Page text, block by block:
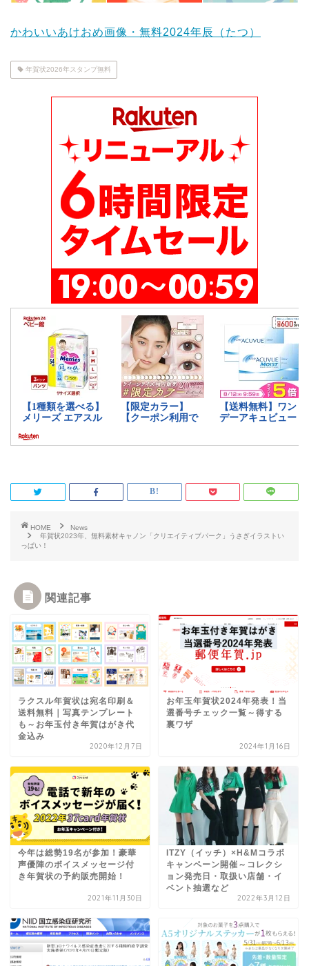
かわいいあけおめ画像・無料2024年辰（たつ）
年賀状2026年スタンプ無料
HOME
News
年賀状2023年、無料素材キャノン「クリエイティブパーク」うさぎイラストい
っぱい！
関連記事
ラクスル年賀状は宛名印刷＆
送料無料｜写真テンプレート
も～お年玉付き年賀はがき代
金込み
2020年12月7日
お年玉年賀状2024年発表！当
選番号チェック一覧～得する
裏ワザ
2024年1月16日
今年は総勢19名が参加！豪華
声優陣のボイスメッセージ付
き年賀状の予約販売開始！
2021年11月30日
ITZY（イッチ）×H&Mコラボ
キャンペーン開催～コレクシ
ョン発売日・取扱い店舗・イ
ベント抽選など
2022年3月12日